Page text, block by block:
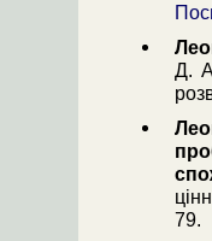
Д.
79.